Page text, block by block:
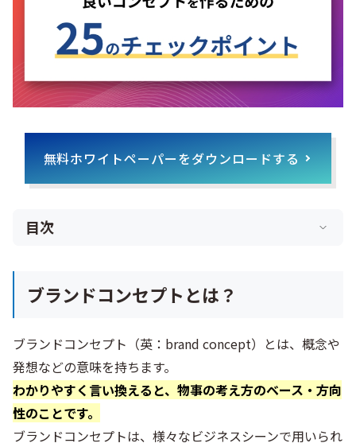
無料ホワイトペーパーをダウンロードする
目次
ブランドコンセプトとは？
ブランドコンセプト（英：brand concept）とは、概念や
発想などの意味を持ちます。
わかりやすく言い換えると、物事の考え方のベース・方向
性のことです。
ブランドコンセプトは、様々なビジネスシーンで用いられ